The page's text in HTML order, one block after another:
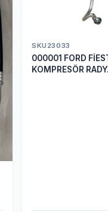
SKU23033
000001 FORD
KOMPRESÖR